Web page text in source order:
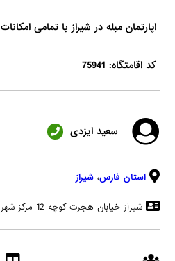
اپارتمان مبله در شیراز با تمامی امکانات
کد اقامتگاه: 75941
سعید ایزدی
استان فارس، شیراز
شیراز خیابان هجرت کوچه 12 مرکز شهر میباشد